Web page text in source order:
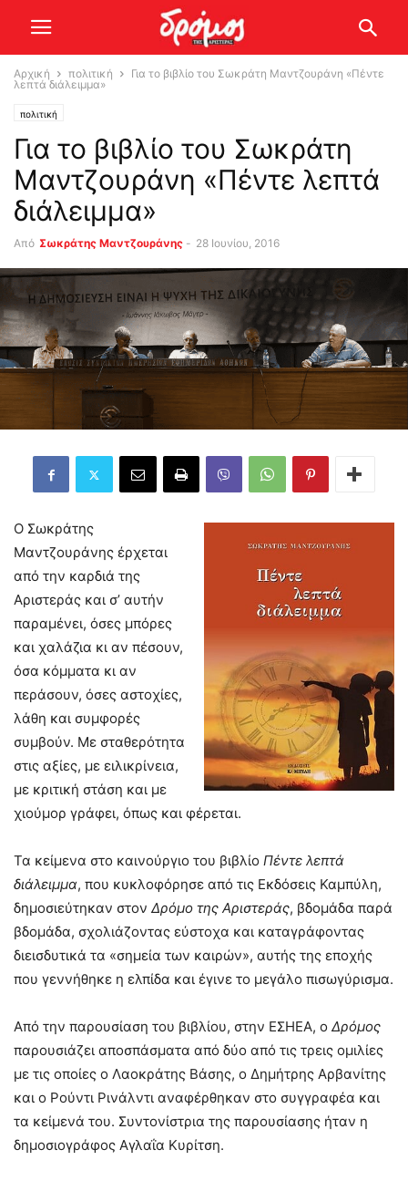
Αρχική πολιτική
Για το βιβλίο του Σωκράτη Μαντζουράνη «Πέντε
λεπτά διάλειμμα»
πολιτική
Για το βιβλίο του Σωκράτη
Μαντζουράνη «Πέντε λεπτά
διάλειμμα»
Από Σωκράτης Μαντζουράνης - 28 Ιουνίου, 2016
Ο Σωκράτης
Μαντζουράνης έρχεται
από την καρδιά της
Αριστεράς και σ’ αυτήν
παραμένει, όσες μπόρες
και χαλάζια κι αν πέσουν,
όσα κόμματα κι αν
περάσουν, όσες αστοχίες,
λάθη και συμφορές
συμβούν. Με σταθερότητα
στις αξίες, με ειλικρίνεια,
με κριτική στάση και με
χιούμορ γράφει, όπως και φέρεται.
Τα κείμενα στο καινούργιο του βιβλίο Πέντε λεπτά
διάλειμμα, που κυκλοφόρησε από τις Εκδόσεις Καμπύλη,
δημοσιεύτηκαν στον Δρόμο της Αριστεράς, βδομάδα παρά
βδομάδα, σχολιάζοντας εύστοχα και καταγράφοντας
διεισδυτικά τα «σημεία των καιρών», αυτής της εποχής
που γεννήθηκε η ελπίδα και έγινε το μεγάλο πισωγύρισμα.
Από την παρουσίαση του βιβλίου, στην ΕΣΗΕΑ, ο Δρόμος
παρουσιάζει αποσπάσματα από δύο από τις τρεις ομιλίες
με τις οποίες ο Λαοκράτης Βάσης, ο Δημήτρης Αρβανίτης
και ο Ρούντι Ρινάλντι αναφέρθηκαν στο συγγραφέα και
τα κείμενά του. Συντονίστρια της παρουσίασης ήταν η
δημοσιογράφος Αγλαΐα Κυρίτση.